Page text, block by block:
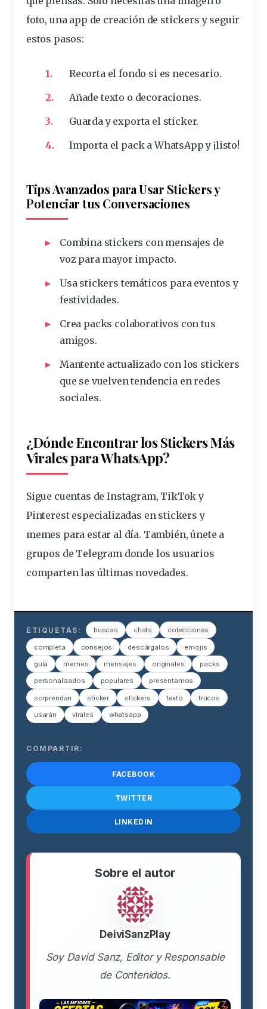
foto, una app de creación de stickers y seguir
estos pasos:
Recorta el fondo si es necesario.
Añade texto o decoraciones.
Guarda y exporta el sticker.
Importa el pack a WhatsApp y ¡listo!
Tips Avanzados para Usar Stickers y
Potenciar tus Conversaciones
Combina stickers con mensajes de
voz para mayor impacto.
Usa stickers temáticos para eventos y
festividades.
Crea packs colaborativos con tus
amigos.
Mantente actualizado con los stickers
que se vuelven tendencia en redes
sociales.
¿Dónde Encontrar los Stickers Más
Virales para WhatsApp?
Sigue cuentas de Instagram, TikTok y
Pinterest especializadas en stickers y
memes para estar al día. También, únete a
grupos de Telegram donde los usuarios
comparten las últimas novedades.
ETIQUETAS: buscas chats colecciones
completa consejos descárgalos emojis
guía memes mensajes originales packs
personalizados populares presentamos
sorprendan sticker stickers texto trucos
usarán virales whatsapp
COMPARTIR:
FACEBOOK
TWITTER
LINKEDIN
Sobre el autor
DeiviSanzPlay
Soy David Sanz, Editor y Responsable
de Contenidos.